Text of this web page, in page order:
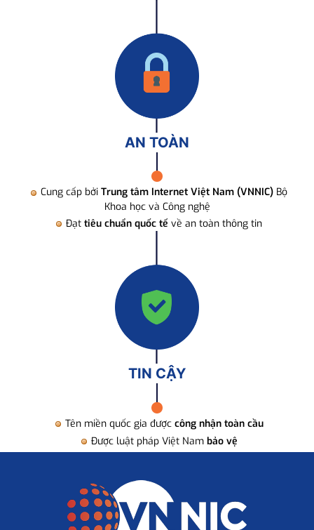
AN TOÀN
Cung cấp bởi Trung tâm Internet Việt Nam (VNNIC) Bộ
Khoa học và Công nghệ
Đạt tiêu chuẩn quốc tế về an toàn thông tin
TIN CẬY
Tên miền quốc gia được công nhận toàn cầu
Được luật pháp Việt Nam bảo vệ